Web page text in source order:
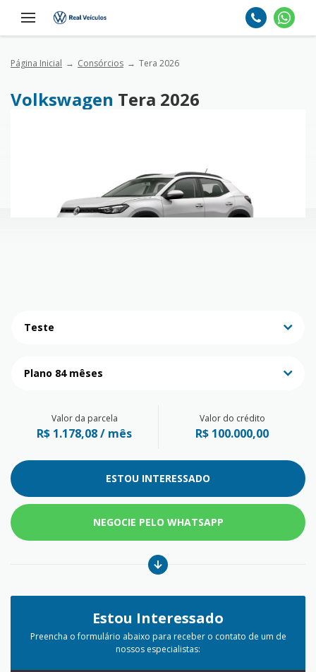
Página Inicial Consórcios Tera 2026
Volkswagen Tera 2026
Teste
Plano 84 mêses
Valor da parcela
R$ 1.178,08 / mês
Valor do crédito
R$ 100.000,00
ESTOU INTERESSADO
NEGOCIE PELO WHATSAPP
Estou Interessado
Preencha o formulário abaixo para receber o contato de um de
nossos especialistas: